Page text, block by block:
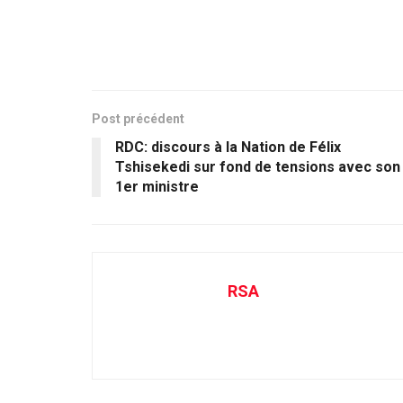
Post précédent
RDC: discours à la Nation de Félix
Tshisekedi sur fond de tensions avec son
1er ministre
RSA